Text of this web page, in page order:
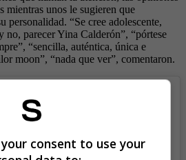
mientras unos le sugieren que
personalidad. “Se cree adolescente,
no, parecer Yina Calderón”, “pórtese
“sencilla, auténtica, única e
moon”, “nada que ver”, comentaron.
consent to use your